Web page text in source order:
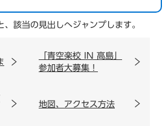
、該当の見出しへジャンプします。
「青空楽校 IN 高島」
参加者大募集！
地図、アクセス方法